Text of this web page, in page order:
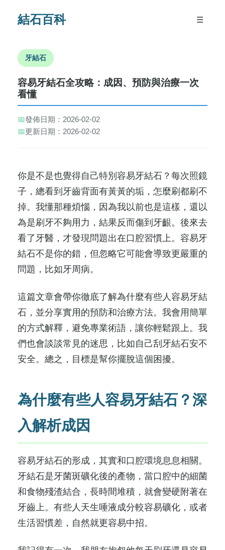
結石百科 ☰
牙結石
容易牙結石全攻略：成因、預防與治療一次
看懂
📅發佈日期：2026-02-02
📅更新日期：2026-02-02
你是不是也覺得自己特別容易牙結石？每次照鏡
子，總看到牙齒背面有黃黃的垢，怎麼刷都刷不
掉。我懂那種煩惱，因為我以前也是這樣，還以
為是刷牙不夠用力，結果反而傷到牙齦。後來去
看了牙醫，才發現問題出在口腔習慣上。容易牙
結石不是你的錯，但忽略它可能會導致更嚴重的
問題，比如牙周病。
這篇文章會帶你徹底了解為什麼有些人容易牙結
石，並分享實用的預防和治療方法。我會用簡單
的方式解釋，避免專業術語，讓你輕鬆跟上。我
們也會談談常見的迷思，比如自己刮牙結石安不
安全。總之，目標是幫你擺脫這個困擾。
為什麼有些人容易牙結石？深
入解析成因
容易牙結石的形成，其實和口腔環境息息相關。
牙結石是牙菌斑礦化後的產物，當口腔中的細菌
和食物殘渣結合，長時間堆積，就會變硬附著在
牙齒上。有些人天生唾液成分較容易礦化，或者
生活習慣差，自然就更容易中招。